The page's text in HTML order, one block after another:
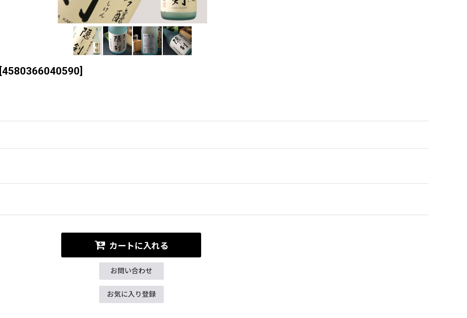
[4580366040590]
カートに入れる
お問い合わせ
お気に入り登録